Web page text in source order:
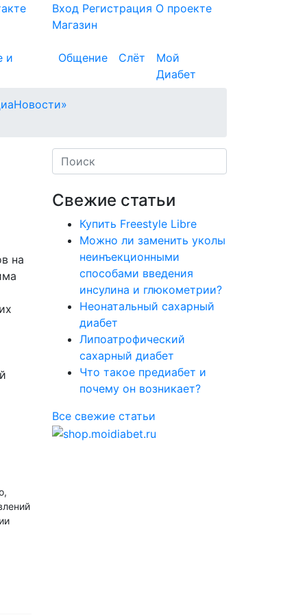
Вход Регистрация О проекте
Магазин
и
Общение Слёт
Мой
Диабет
на
Свежие статьи
Купить Freestyle Libre
Можно ли заменить уколы
неинъекционными
способами введения
инсулина и глюкометрии?
Неонатальный сахарный
диабет
Липоатрофический
сахарный диабет
Что такое предиабет и
почему он возникает?
Все свежие статьи